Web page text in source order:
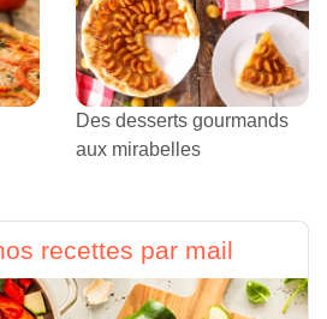
Des desserts gourmands
aux mirabelles
recettes par mail